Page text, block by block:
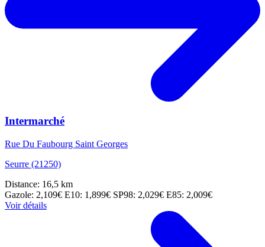
Intermarché
Rue Du Faubourg Saint Georges
Seurre (21250)
Distance: 16,5 km
Gazole: 2,109€ E10: 1,899€ SP98: 2,029€ E85: 2,009€
Voir détails